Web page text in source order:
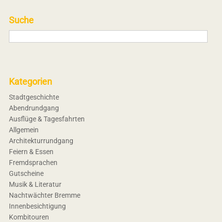
Suche
Kategorien
Stadtgeschichte
Abendrundgang
Ausflüge & Tagesfahrten
Allgemein
Architekturrundgang
Feiern & Essen
Fremdsprachen
Gutscheine
Musik & Literatur
Nachtwächter Bremme
Innenbesichtigung
Kombitouren